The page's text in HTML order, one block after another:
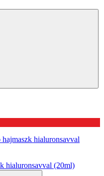
hialuronsavval (20ml)